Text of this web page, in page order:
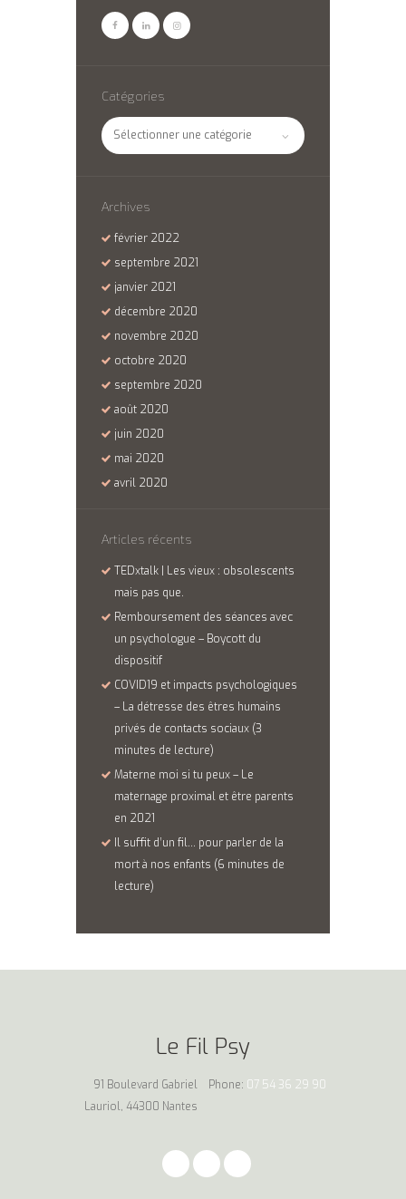
Catégories
Catégories
Archives
février 2022
septembre 2021
janvier 2021
décembre 2020
novembre 2020
octobre 2020
septembre 2020
août 2020
juin 2020
mai 2020
avril 2020
Articles récents
TEDxtalk | Les vieux : obsolescents
mais pas que.
Remboursement des séances avec
un psychologue – Boycott du
dispositif
COVID19 et impacts psychologiques
– La détresse des êtres humains
privés de contacts sociaux (3
minutes de lecture)
Materne moi si tu peux – Le
maternage proximal et être parents
en 2021
Il suffit d’un fil… pour parler de la
mort à nos enfants (6 minutes de
lecture)
Le Fil Psy
Phone: 07 54 36 29 90
91 Boulevard Gabriel
Lauriol, 44300 Nantes